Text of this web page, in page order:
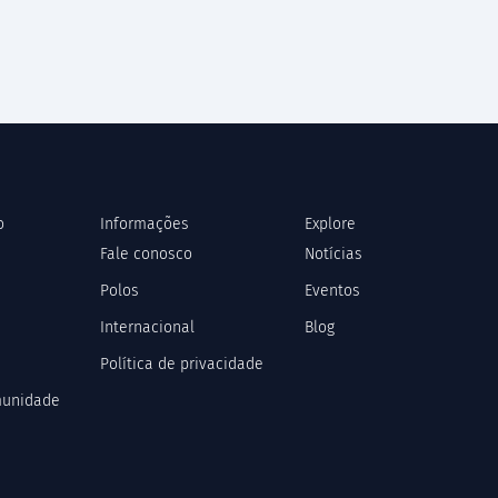
Informações
Fale conosco
Polos
Internacional
Política de privacidade
Explore
Notícias
Eventos
Blog